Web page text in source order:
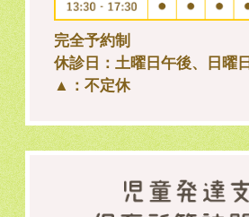
完全予約制
休診日：土曜日午後、日曜
▲：不定休